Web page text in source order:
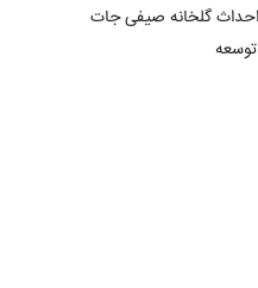
احداث گلخانه صیفی جات